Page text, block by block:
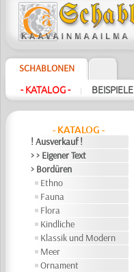
SCHABLONEN
- KATALOG - | BEISPIELE
- KATALOG -
! Ausverkauf !
> > Eigener Text
> Bordüren
Ethno
Fauna
Flora
Kindliche
Klassik und Modern
Meer
Ornament